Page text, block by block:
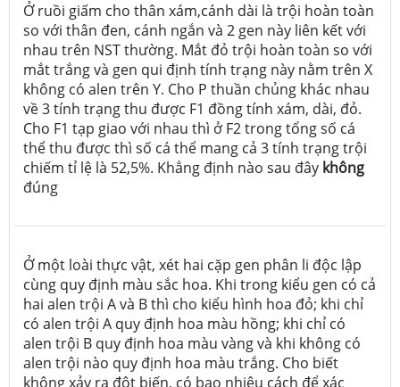
Ở ruồi giấm cho thân xám,cánh dài là trội hoàn toàn
so với thân đen, cánh ngắn và 2 gen này liên kết với
nhau trên NST thường. Mắt đỏ trội hoàn toàn so với
mắt trắng và gen qui định tính trạng này nằm trên X
không có alen trên Y. Cho P thuần chủng khác nhau
về 3 tính trạng thu được F1 đồng tính xám, dài, đỏ.
Cho F1 tạp giao với nhau thì ở F2 trong tổng số cá
thể thu được thì số cá thể mang cả 3 tính trạng trội
chiếm tỉ lệ là 52,5%. Khẳng định nào sau đây không
đúng
Ở một loài thực vật, xét hai cặp gen phân li độc lập
cùng quy định màu sắc hoa. Khi trong kiểu gen có cả
hai alen trội A và B thì cho kiểu hình hoa đỏ; khi chỉ
có alen trội A quy định hoa màu hồng; khi chỉ có
alen trội B quy định hoa màu vàng và khi không có
alen trội nào quy định hoa màu trắng. Cho biết
không xảy ra đột biến, có bao nhiêu cách để xác